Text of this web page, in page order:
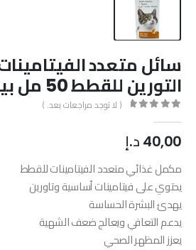
سائل متعدد
التورين للقطط 50 مل بيفار
( لا توجد مراجعات بعد. )
40,00 د.إ
مكمل غذائي متعدد الفيتامينات للقطط
يحتوي على فيتامينات أساسية وتاورين
يهدئ البشرة الحساسة
يدعم التعافي ويعالج ضعف الشهية
يعزز المظهر الصحي